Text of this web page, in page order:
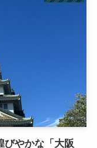
びやかな「大阪